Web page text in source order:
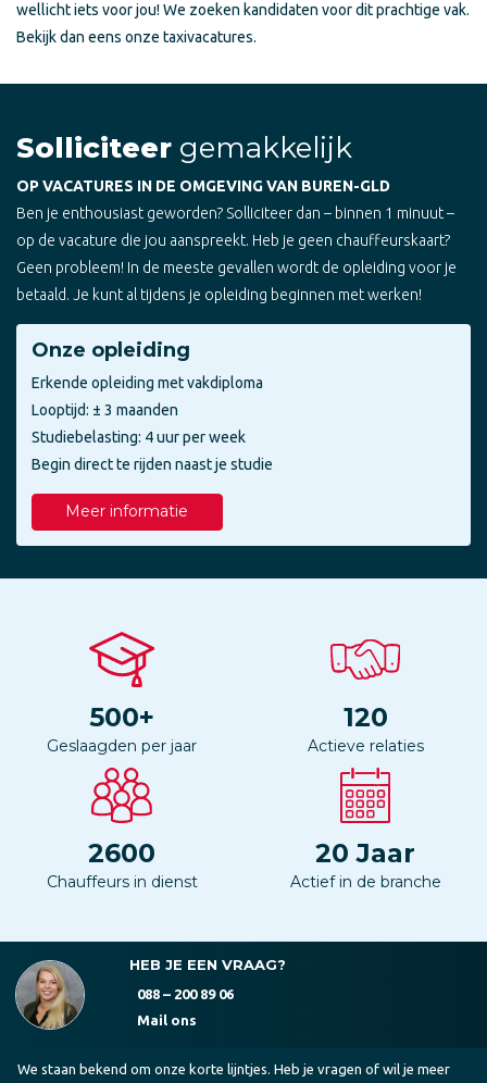
wellicht iets voor jou! We zoeken kandidaten voor dit prachtige vak.
Bekijk dan eens onze taxivacatures.
Solliciteer gemakkelijk
OP VACATURES IN DE OMGEVING VAN BUREN-GLD
Ben je enthousiast geworden? Solliciteer dan – binnen 1 minuut –
op de vacature die jou aanspreekt. Heb je geen chauffeurskaart?
Geen probleem! In de meeste gevallen wordt de opleiding voor je
betaald. Je kunt al tijdens je opleiding beginnen met werken!
Onze opleiding
Erkende opleiding met vakdiploma
Looptijd: ± 3 maanden
Studiebelasting: 4 uur per week
Begin direct te rijden naast je studie
Meer informatie
500+
Geslaagden per jaar
120
Actieve relaties
2600
Chauffeurs in dienst
20 Jaar
Actief in de branche
HEB JE EEN VRAAG?
088 – 200 89 06
Mail ons
We staan bekend om onze korte lijntjes. Heb je vragen of wil je meer